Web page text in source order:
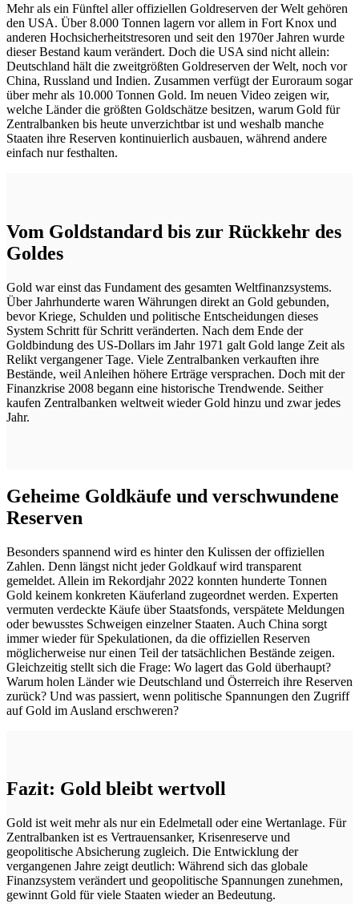
Mehr als ein Fünftel aller offiziellen Goldreserven der Welt gehören
den USA. Über 8.000 Tonnen lagern vor allem in Fort Knox und
anderen Hochsicherheitstresoren und seit den 1970er Jahren wurde
dieser Bestand kaum verändert. Doch die USA sind nicht allein:
Deutschland hält die zweitgrößten Goldreserven der Welt, noch vor
China, Russland und Indien. Zusammen verfügt der Euroraum sogar
über mehr als 10.000 Tonnen Gold. Im neuen Video zeigen wir,
welche Länder die größten Goldschätze besitzen, warum Gold für
Zentralbanken bis heute unverzichtbar ist und weshalb manche
Staaten ihre Reserven kontinuierlich ausbauen, während andere
einfach nur festhalten.
Vom Goldstandard bis zur Rückkehr des
Goldes
Gold war einst das Fundament des gesamten Weltfinanzsystems.
Über Jahrhunderte waren Währungen direkt an Gold gebunden,
bevor Kriege, Schulden und politische Entscheidungen dieses
System Schritt für Schritt veränderten. Nach dem Ende der
Goldbindung des US-Dollars im Jahr 1971 galt Gold lange Zeit als
Relikt vergangener Tage. Viele Zentralbanken verkauften ihre
Bestände, weil Anleihen höhere Erträge versprachen. Doch mit der
Finanzkrise 2008 begann eine historische Trendwende. Seither
kaufen Zentralbanken weltweit wieder Gold hinzu und zwar jedes
Jahr.
Geheime Goldkäufe und verschwundene
Reserven
Besonders spannend wird es hinter den Kulissen der offiziellen
Zahlen. Denn längst nicht jeder Goldkauf wird transparent
gemeldet. Allein im Rekordjahr 2022 konnten hunderte Tonnen
Gold keinem konkreten Käuferland zugeordnet werden. Experten
vermuten verdeckte Käufe über Staatsfonds, verspätete Meldungen
oder bewusstes Schweigen einzelner Staaten. Auch China sorgt
immer wieder für Spekulationen, da die offiziellen Reserven
möglicherweise nur einen Teil der tatsächlichen Bestände zeigen.
Gleichzeitig stellt sich die Frage: Wo lagert das Gold überhaupt?
Warum holen Länder wie Deutschland und Österreich ihre Reserven
zurück? Und was passiert, wenn politische Spannungen den Zugriff
auf Gold im Ausland erschweren?
Fazit: Gold bleibt wertvoll
Gold ist weit mehr als nur ein Edelmetall oder eine Wertanlage. Für
Zentralbanken ist es Vertrauensanker, Krisenreserve und
geopolitische Absicherung zugleich. Die Entwicklung der
vergangenen Jahre zeigt deutlich: Während sich das globale
Finanzsystem verändert und geopolitische Spannungen zunehmen,
gewinnt Gold für viele Staaten wieder an Bedeutung.